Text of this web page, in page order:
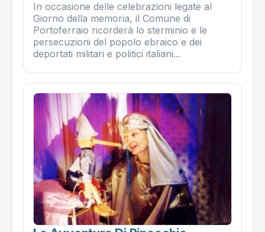
In occasione delle celebrazioni legate al
Giorno della memoria, il Comune di
Portoferraio ricorderà lo sterminio e le
persecuzioni del popolo ebraico e dei
deportati militari e politici italiani...